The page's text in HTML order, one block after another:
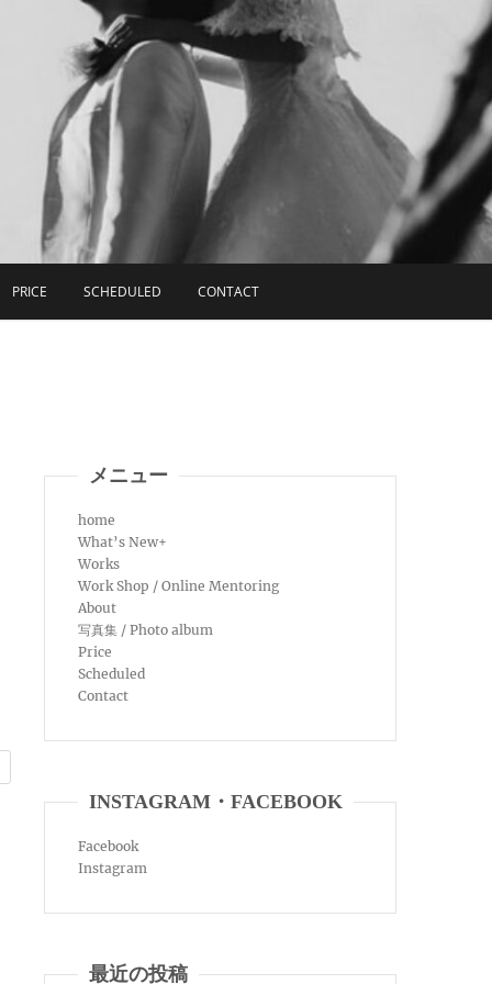
PRICE SCHEDULED CONTACT
メニュー
home
What’s New+
Works
Work Shop / Online Mentoring
About
写真集 / Photo album
Price
Scheduled
Contact
INSTAGRAM・FACEBOOK
Facebook
Instagram
最近の投稿